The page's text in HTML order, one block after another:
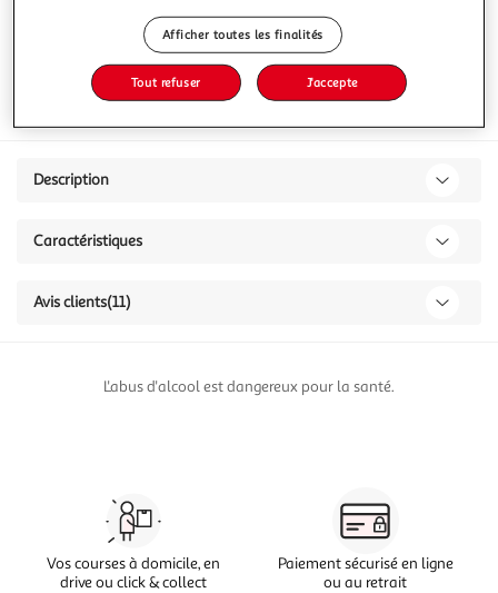
Description
Caractéristiques
Avis clients(11)
L'abus d'alcool est dangereux pour la santé.
Vos courses à domicile, en
drive ou click & collect
Paiement sécurisé en ligne
ou au retrait
Afficher toutes les finalités
Tout refuser J'accepte